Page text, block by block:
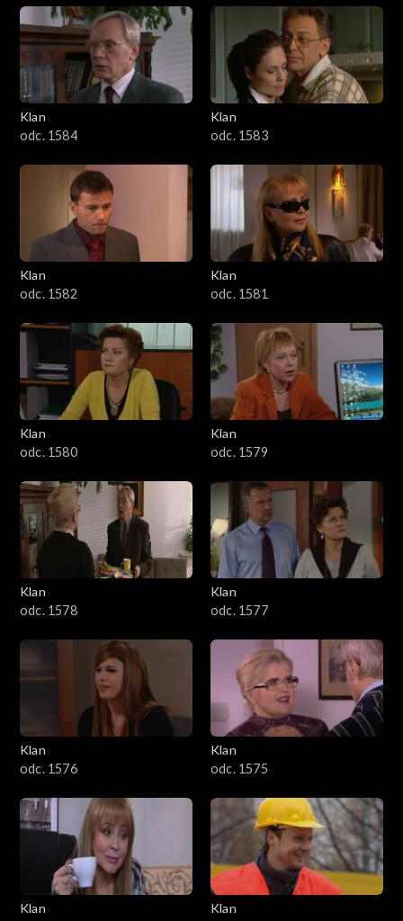
1801–1900
1701–1800
1601–1700
1501–1600
1401–1500
1301–1400
1201–1300
1101–1200
1001–1100
901–1000
801–900
701–800
601–700
501–600
201–300
101–200
Klan
odc. 1584
Klan
odc. 1583
Klan
odc. 1582
Klan
odc. 1581
Klan
odc. 1580
Klan
odc. 1579
Klan
odc. 1578
Klan
odc. 1577
Klan
odc. 1576
Klan
odc. 1575
Klan
Klan